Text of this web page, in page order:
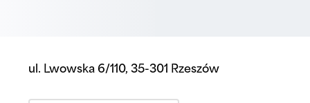
ul. Lwowska 6/110, 35-301 Rzeszów